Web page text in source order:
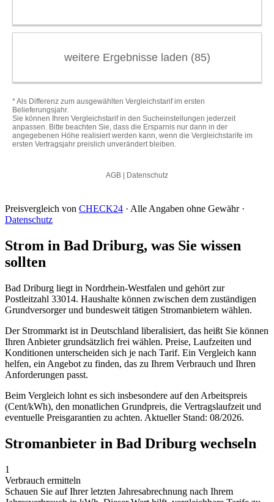
Preisvergleich von CHECK24 · Alle Angaben ohne Gewähr ·
Datenschutz
Strom in Bad Driburg, was Sie wissen
sollten
Bad Driburg liegt in Nordrhein-Westfalen und gehört zur
Postleitzahl 33014. Haushalte können zwischen dem zuständigen
Grundversorger und bundesweit tätigen Stromanbietern wählen.
Der Strommarkt ist in Deutschland liberalisiert, das heißt Sie können
Ihren Anbieter grundsätzlich frei wählen. Preise, Laufzeiten und
Konditionen unterscheiden sich je nach Tarif. Ein Vergleich kann
helfen, ein Angebot zu finden, das zu Ihrem Verbrauch und Ihren
Anforderungen passt.
Beim Vergleich lohnt es sich insbesondere auf den Arbeitspreis
(Cent/kWh), den monatlichen Grundpreis, die Vertragslaufzeit und
eventuelle Preisgarantien zu achten. Aktueller Stand: 08/2026.
Stromanbieter in Bad Driburg wechseln
1
Verbrauch ermitteln
Schauen Sie auf Ihrer letzten Jahresabrechnung nach Ihrem